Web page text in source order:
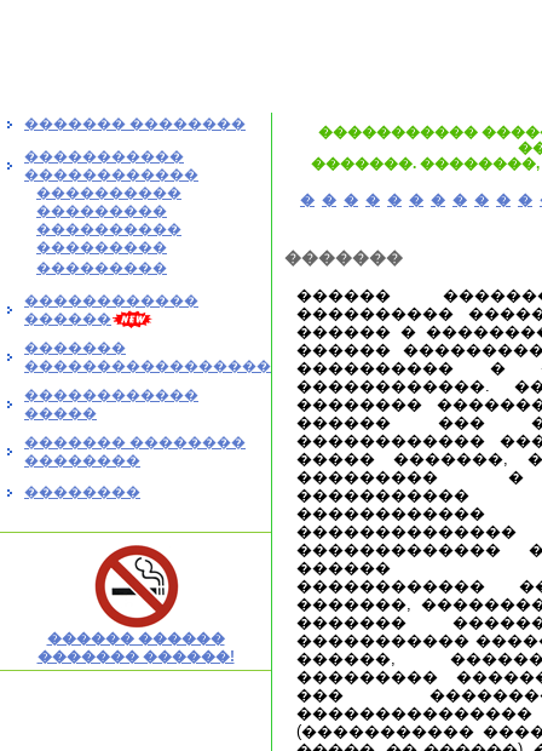
������� ��������
�����������
������������
����������
���������
����������
���������
���������
������������
������
�������
�����������������
������������
�����
������� ��������
��������
��������
������ ������
������� ������!
�����������
�������.
� � � � � � � � � � �
�������
������
����������
������ �
������
���������� �
������������.
��������
������ ���
������������
����� �������,
��������� �
�������������
������
������������
�������,
�������
�����������
������,
���������
���
(�����������